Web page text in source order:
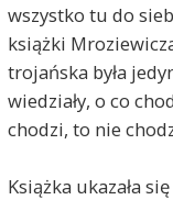
wszystko tu do
książki
trojańska była
wiedziały, o co
chodzi, to nie
Książka ukazała